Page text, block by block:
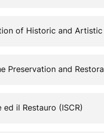
of Historic and Artistic
Preservation and
il Restauro (ISCR)